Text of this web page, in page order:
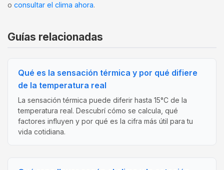
o consultar el clima ahora.
Guías relacionadas
Qué es la sensación térmica y por qué difiere
de la temperatura real
La sensación térmica puede diferir hasta 15°C de la
temperatura real. Descubrí cómo se calcula, qué
factores influyen y por qué es la cifra más útil para tu
vida cotidiana.